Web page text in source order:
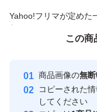
Yahoo!フリマが定めた
付与しています
安心取引出品者
取引実績
この商
商品画像の無
コピーされた
してください
この商品をみてい